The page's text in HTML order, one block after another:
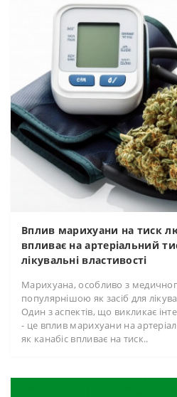
Вплив марихуани на тиск
впливає на артеріальний
лікувальні властивості
Марихуана, особливо з
популярнішою як засіб для
Один з аспектів, що викликає
- це вплив марихуани на
як канабіс впливає на тиск..